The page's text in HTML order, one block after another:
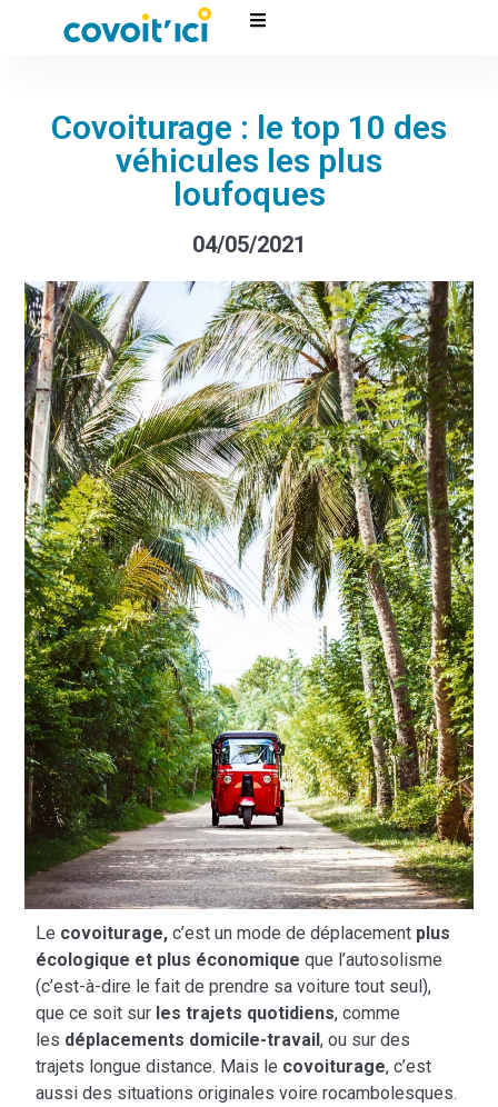
Covoiturage : le top 10 des
véhicules les plus
loufoques
04/05/2021
Le covoiturage,c’est un mode de déplacement plus
écologique et plus économique que l’autosolisme
(c’est-à-dire le fait de prendre sa voiture tout seul),
que ce soit sur les trajets quotidiens, comme
les déplacements domicile-travail, ou sur des
trajets longue distance. Mais le covoiturage, c’est
aussi des situations originales voire rocambolesques.